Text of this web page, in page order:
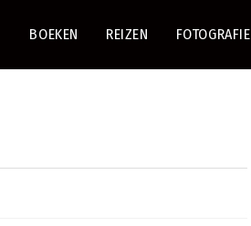
BOEKEN REIZEN FOTOGRAFIE